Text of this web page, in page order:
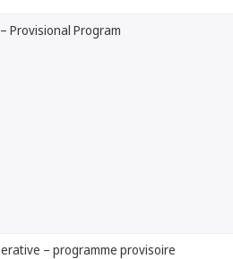
Provisional Program
– programme provisoire